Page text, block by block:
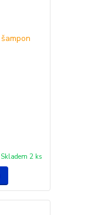
Skladem 2 ks